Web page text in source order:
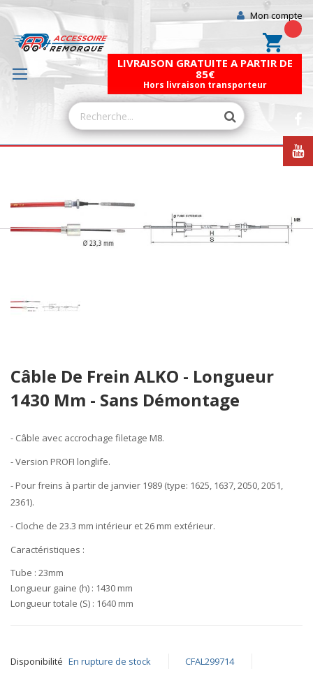
Mon compte
Mon
LIVRAISON GRATUITE A PARTIR DE
85€
Hors livraison transporteur
Skip
the
gallery
to
beginning
the
gallery
Câble De Frein ALKO - Longueur
1430 Mm - Sans Démontage
- Câble avec accrochage filetage M8.
- Version PROFI longlife.
- Pour freins à partir de janvier 1989 (type: 1625, 1637, 2050, 2051,
2361).
- Cloche de 23.3 mm intérieur et 26 mm extérieur.
Caractéristiques :
Tube : 23mm
Longueur gaine (h) : 1430 mm
Longueur totale (S) : 1640 mm
Disponibilité En rupture de stock CFAL299714